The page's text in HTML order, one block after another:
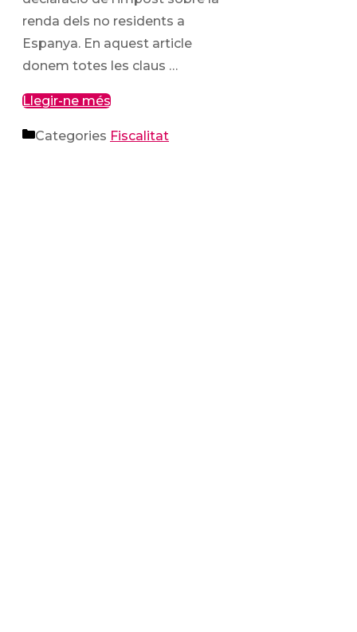
renda dels no residents a
Espanya. En aquest article
donem totes les claus …
Llegir-ne més
Categories Fiscalitat